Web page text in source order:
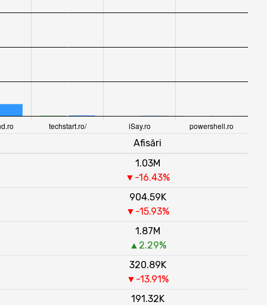
Afisări
1.03M
▼-16.43%
904.59K
▼-15.93%
1.87M
▲2.29%
320.89K
▼-13.91%
191.32K